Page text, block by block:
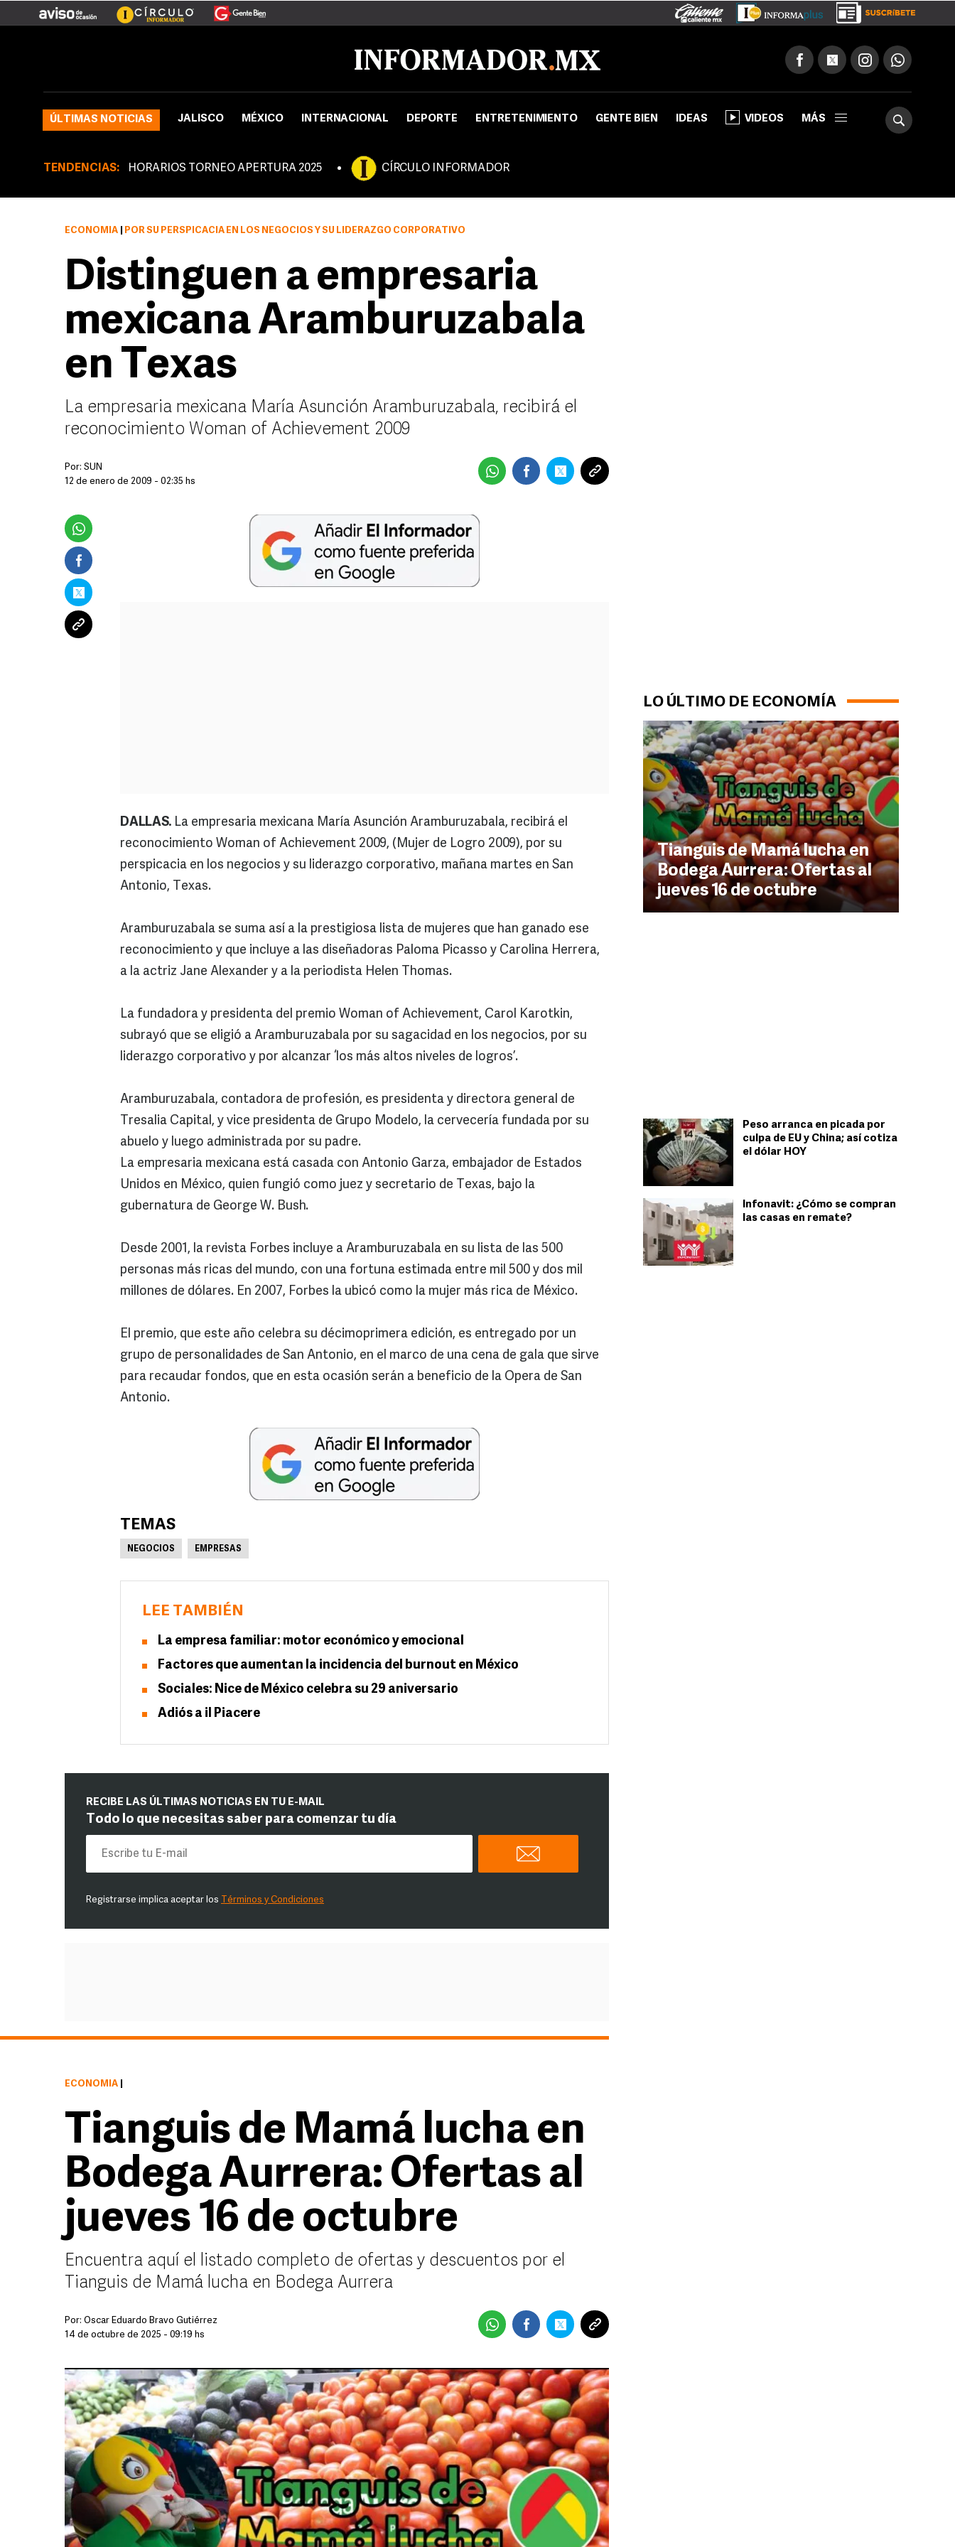
ÚLTIMAS NOTICIAS JALISCO MÉXICO INTERNACIONAL DEPORTE ENTRETENIMIENTO GENTE BIEN IDEAS VIDEOS MÁS
TENDENCIAS: HORARIOS TORNEO APERTURA 2025 CÍRCULO INFORMADOR
LO ÚLTIMO DE ECONOMÍA
Tianguis de Mamá lucha en
Bodega Aurrera: Ofertas al
jueves 16 de octubre
Peso arranca en picada por
culpa de EU y China; así cotiza
el dólar HOY
Infonavit: ¿Cómo se compran
las casas en remate?
ECONOMÍA POR SU PERSPICACIA EN LOS NEGOCIOS Y SU LIDERAZGO CORPORATIVO
Distinguen a empresaria
mexicana Aramburuzabala
en Texas
La empresaria mexicana María Asunción Aramburuzabala, recibirá el
reconocimiento Woman of Achievement 2009
Por: SUN
12 de enero de 2009 - 02:35 hs
DALLAS. La empresaria mexicana María Asunción Aramburuzabala, recibirá el
reconocimiento Woman of Achievement 2009, (Mujer de Logro 2009), por su
perspicacia en los negocios y su liderazgo corporativo, mañana martes en San
Antonio, Texas.
Aramburuzabala se suma así a la prestigiosa lista de mujeres que han ganado ese
reconocimiento y que incluye a las diseñadoras Paloma Picasso y Carolina Herrera,
a la actriz Jane Alexander y a la periodista Helen Thomas.
La fundadora y presidenta del premio Woman of Achievement, Carol Karotkin,
subrayó que se eligió a Aramburuzabala por su sagacidad en los negocios, por su
liderazgo corporativo y por alcanzar ‘los más altos niveles de logros’.
Aramburuzabala, contadora de profesión, es presidenta y directora general de
Tresalia Capital, y vice presidenta de Grupo Modelo, la cervecería fundada por su
abuelo y luego administrada por su padre.
La empresaria mexicana está casada con Antonio Garza, embajador de Estados
Unidos en México, quien fungió como juez y secretario de Texas, bajo la
gubernatura de George W. Bush.
Desde 2001, la revista Forbes incluye a Aramburuzabala en su lista de las 500
personas más ricas del mundo, con una fortuna estimada entre mil 500 y dos mil
millones de dólares. En 2007, Forbes la ubicó como la mujer más rica de México.
El premio, que este año celebra su décimoprimera edición, es entregado por un
grupo de personalidades de San Antonio, en el marco de una cena de gala que sirve
para recaudar fondos, que en esta ocasión serán a beneficio de la Opera de San
Antonio.
TEMAS
NEGOCIOS EMPRESAS
LEE TAMBIÉN
La empresa familiar: motor económico y emocional
Factores que aumentan la incidencia del burnout en México
Sociales: Nice de México celebra su 29 aniversario
Adiós a il Piacere
RECIBE LAS ÚLTIMAS NOTICIAS EN TU E-MAIL
Todo lo que necesitas saber para comenzar tu día
Registrarse implica aceptar los Términos y Condiciones
ECONOMÍA
Tianguis de Mamá lucha en
Bodega Aurrera: Ofertas al
jueves 16 de octubre
Encuentra aquí el listado completo de ofertas y descuentos por el
Tianguis de Mamá lucha en Bodega Aurrera
Por: Oscar Eduardo Bravo Gutiérrez
14 de octubre de 2025 - 09:19 hs